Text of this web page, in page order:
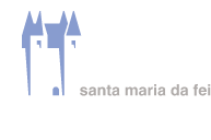
serviços